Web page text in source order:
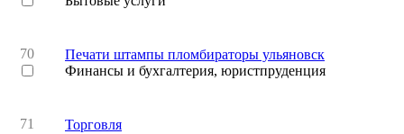
70
Печати штампы пломбираторы ульяновск
Финансы и бухгалтерия, юристпруденция
71
Торговля